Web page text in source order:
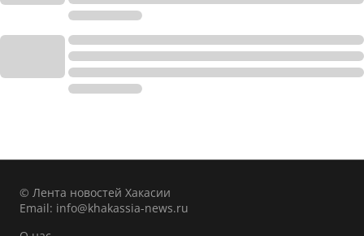
© Лента новостей Хакасии
Email: info@khakassia-news.ru